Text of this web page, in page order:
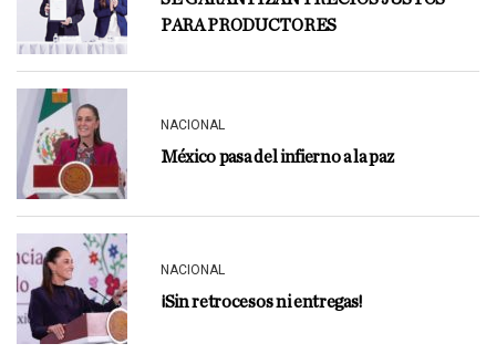
PARA PRODUCTORES
NACIONAL
México pasa del infierno a la paz
NACIONAL
¡Sin retrocesos ni entregas!